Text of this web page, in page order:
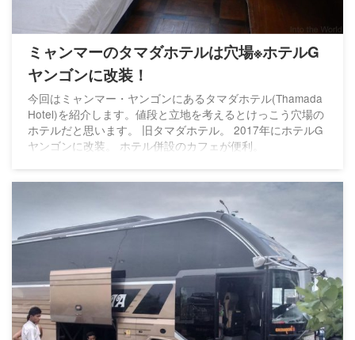
ミャンマーのタマダホテルは穴場※ホテルG
ヤンゴンに改装！
今回はミャンマー・ヤンゴンにあるタマダホテル(Thamada
Hotel)を紹介します。値段と立地を考えるとけっこう穴場の
ホテルだと思います。 旧タマダホテル。 2017年にホテルG
ヤンゴンに改装。 ホテル併設のカフェが便利。